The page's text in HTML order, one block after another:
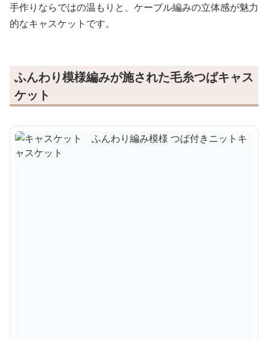
手作りならではの温もりと、ケーブル編みの立体感が魅力
的なキャスケットです。
ふんわり模様編みが施された毛糸つばキャス
ケット